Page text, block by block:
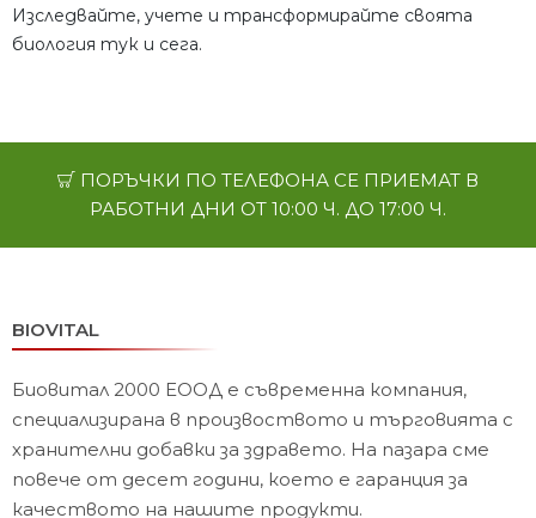
Изследвайте, учете и трансформирайте своята
биология тук и сега.
ПОРЪЧКИ ПО ТЕЛЕФОНА СЕ ПРИЕМАТ В
РАБОТНИ ДНИ ОТ 10:00 Ч. ДО 17:00 Ч.
BIOVITAL
Биовитал 2000 ЕООД е съвременна компания,
специализирана в произвоството и търговията с
хранителни добавки за здравето. На пазара сме
повече от десет години, което е гаранция за
качеството на нашите продукти.